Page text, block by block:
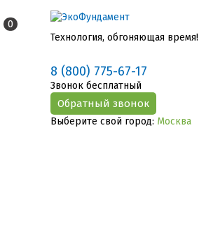
Технология, обгоняющая время!
8 (800) 775-67-17
Звонок бесплатный
Выберите свой город: Москва
0